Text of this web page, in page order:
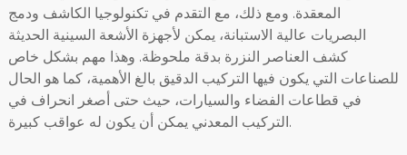
المعقدة. ومع ذلك، مع التقدم في تكنولوجيا الكاشف ودمج
البصريات عالية الاستبانة، يمكن لأجهزة الأشعة السينية الحديثة
كشف العناصر النزرة بدقة ملحوظة. وهذا مهم بشكل خاص
للصناعات التي يكون فيها التركيب الدقيق بالغ الأهمية، كما هو الحال
في قطاعات الفضاء والسيارات، حيث حتى أصغر انحراف في
التركيب المعدني يمكن أن يكون له عواقب كبيرة.